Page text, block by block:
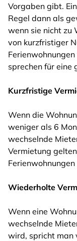
Vorgaben gibt.
Regel dann als
wenn sie nicht zu
von kurzfristiger
sprechen für eine
Kurzfristige
Wenn die
weniger als 6
wechselnde
Vermietung
Wiederholte
Wenn eine
wechselnde
wird, spricht man